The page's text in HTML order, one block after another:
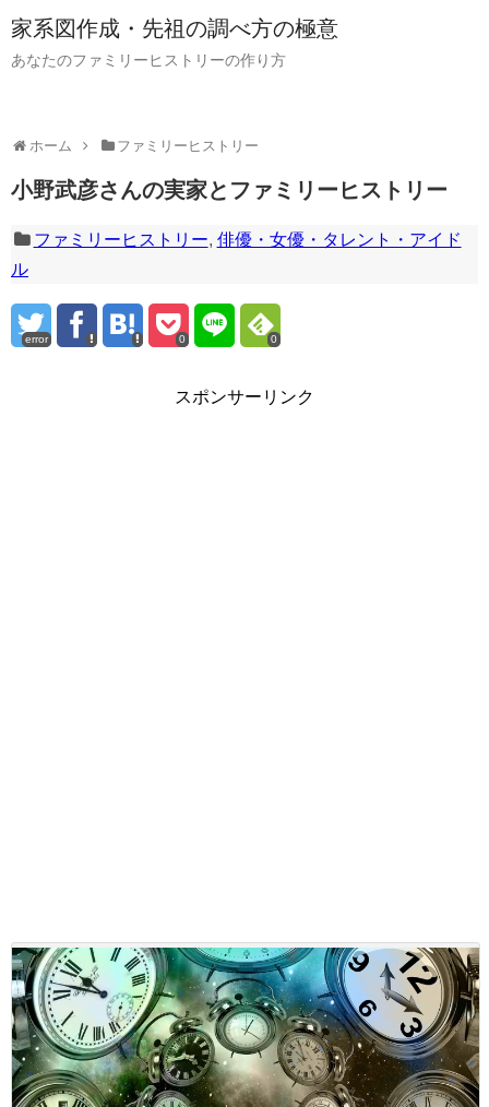
家系図作成・先祖の調べ方の極意
あなたのファミリーヒストリーの作り方
ホーム ファミリーヒストリー
小野武彦さんの実家とファミリーヒストリー
ファミリーヒストリー, 俳優・女優・タレント・アイド
ル
error 0 0
スポンサーリンク